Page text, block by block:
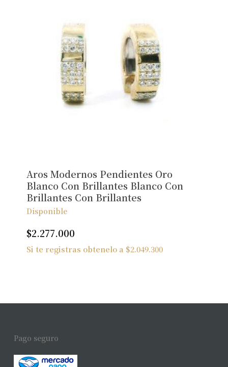
Aros Modernos Pendientes Oro
Blanco Con Brillantes Blanco Con
Brillantes Con Brillantes
Disponible
$2.277.000
Si te registras obtenelo a $2.049.300
Pago seguro